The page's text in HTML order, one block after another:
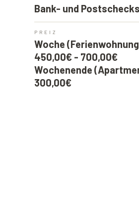
Bank- und Postschecks
PREIZ
Woche
450,00€ - 700,00€
Wochenende
300,00€